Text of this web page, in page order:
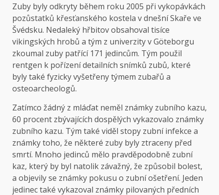
Zuby byly odkryty během roku 2005 při vykopávkách
pozůstatků křesťanského kostela v dnešní Skaře ve
Švédsku. Nedaleký hřbitov obsahoval tisíce
vikingských hrobů a tým z univerzity v Göteborgu
zkoumal zuby patřící 171 jedincům. Tým použil
rentgen k pořízení detailních snímků zubů, které
byly také fyzicky vyšetřeny týmem zubařů a
osteoarcheologů.
Zatímco žádný z mláďat neměl známky zubního kazu,
60 procent zbývajících dospělých vykazovalo známky
zubního kazu. Tým také viděl stopy zubní infekce a
známky toho, že některé zuby byly ztraceny před
smrtí. Mnoho jedinců mělo pravděpodobně zubní
kaz, který by byl natolik závažný, že způsobil bolest,
a objevily se známky pokusu o zubní ošetření. Jeden
jedinec také vykazoval známky pilovaných předních